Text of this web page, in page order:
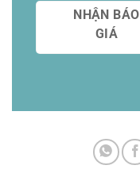
NHẬN BÁO
GIÁ